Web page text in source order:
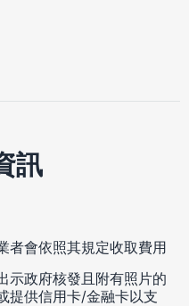
訊
者會依照其規定收取費用
示政府核發且附有照片的
提供信用卡/金融卡以支